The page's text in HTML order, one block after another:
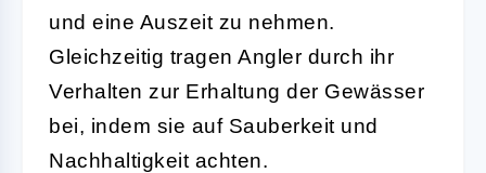
und eine Auszeit zu nehmen.
Gleichzeitig tragen Angler durch ihr
Verhalten zur Erhaltung der Gewässer
bei, indem sie auf Sauberkeit und
Nachhaltigkeit achten.